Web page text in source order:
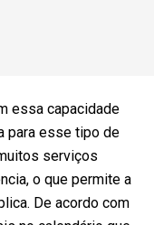
essa capacidade
para esse tipo de
serviços
o que permite a
De acordo com